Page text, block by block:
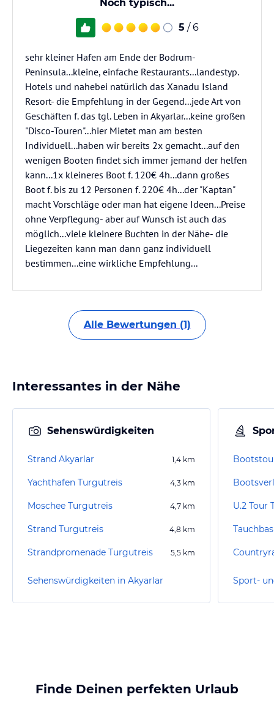
Noch typisch...
5 / 6
sehr kleiner Hafen am Ende der Bodrum-
Peninsula...kleine, einfache Restaurants...landestyp.
Hotels und nahebei natürlich das Xanadu Island
Resort- die Empfehlung in der Gegend...jede Art von
Geschäften f. das tgl. Leben in Akyarlar...keine großen
"Disco-Touren"...hier Mietet man am besten
Individuell...haben wir bereits 2x gemacht...auf den
wenigen Booten findet sich immer jemand der helfen
kann...1x kleineres Boot f. 120€ 4h...dann großes
Boot f. bis zu 12 Personen f. 220€ 4h...der "Kaptan"
macht Vorschläge oder man hat eigene Ideen...Preise
ohne Verpflegung- aber auf Wunsch ist auch das
möglich...viele kleinere Buchten in der Nähe- die
Liegezeiten kann man dann ganz individuell
bestimmen...eine wirkliche Empfehlung...
Alle Bewertungen (1)
Interessantes in der Nähe
Sehenswürdigkeiten
Strand Akyarlar 1,4 km
Yachthafen Turgutreis 4,3 km
Moschee Turgutreis 4,7 km
Strand Turgutreis 4,8 km
Strandpromenade Turgutreis 5,5 km
Sehenswürdigkeiten in Akyarlar
Finde Deinen perfekten Urlaub